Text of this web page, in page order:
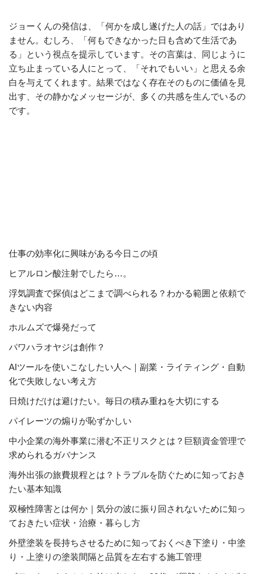
ジョーくんの発信は、「何かを成し遂げた人の話」ではあり
ません。むしろ、「何もできなかった日も含めて生活であ
る」という視点を提示しています。その言葉は、同じように
立ち止まっている人にとって、「それでもいい」と思える余
白を与えてくれます。結果ではなく存在そのものに価値を見
出す、その静かなメッセージが、多くの共感を生んでいるの
です。
仕事の効率化に興味がある今日この頃
ヒアルロン酸注射でしたら…。
浮気調査で探偵はどこまで調べられる？わかる範囲と依頼で
きない内容
ホルムズで爆発だって
パワハラオヤジは創作？
AIツールを使いこなしたい人へ｜副業・ライティング・自動
化で失敗しない考え方
日焼けだけは避けたい。毎日の積み重ねを大切にする
パイレーツの煽りが恥ずかしい
中小企業の海外事業に潜む不正リスクとは？巨額資金管理で
求められるガバナンス
海外出張の旅費規程とは？トラブルを防ぐために知っておき
たい基本知識
双極性障害とは何か｜気分の波に振り回されないために知っ
ておきたい症状・治療・暮らし方
外壁塗装を長持ちさせるために知っておくべき下塗り・中塗
り・上塗りの塗装間隔と品質を左右する施工管理